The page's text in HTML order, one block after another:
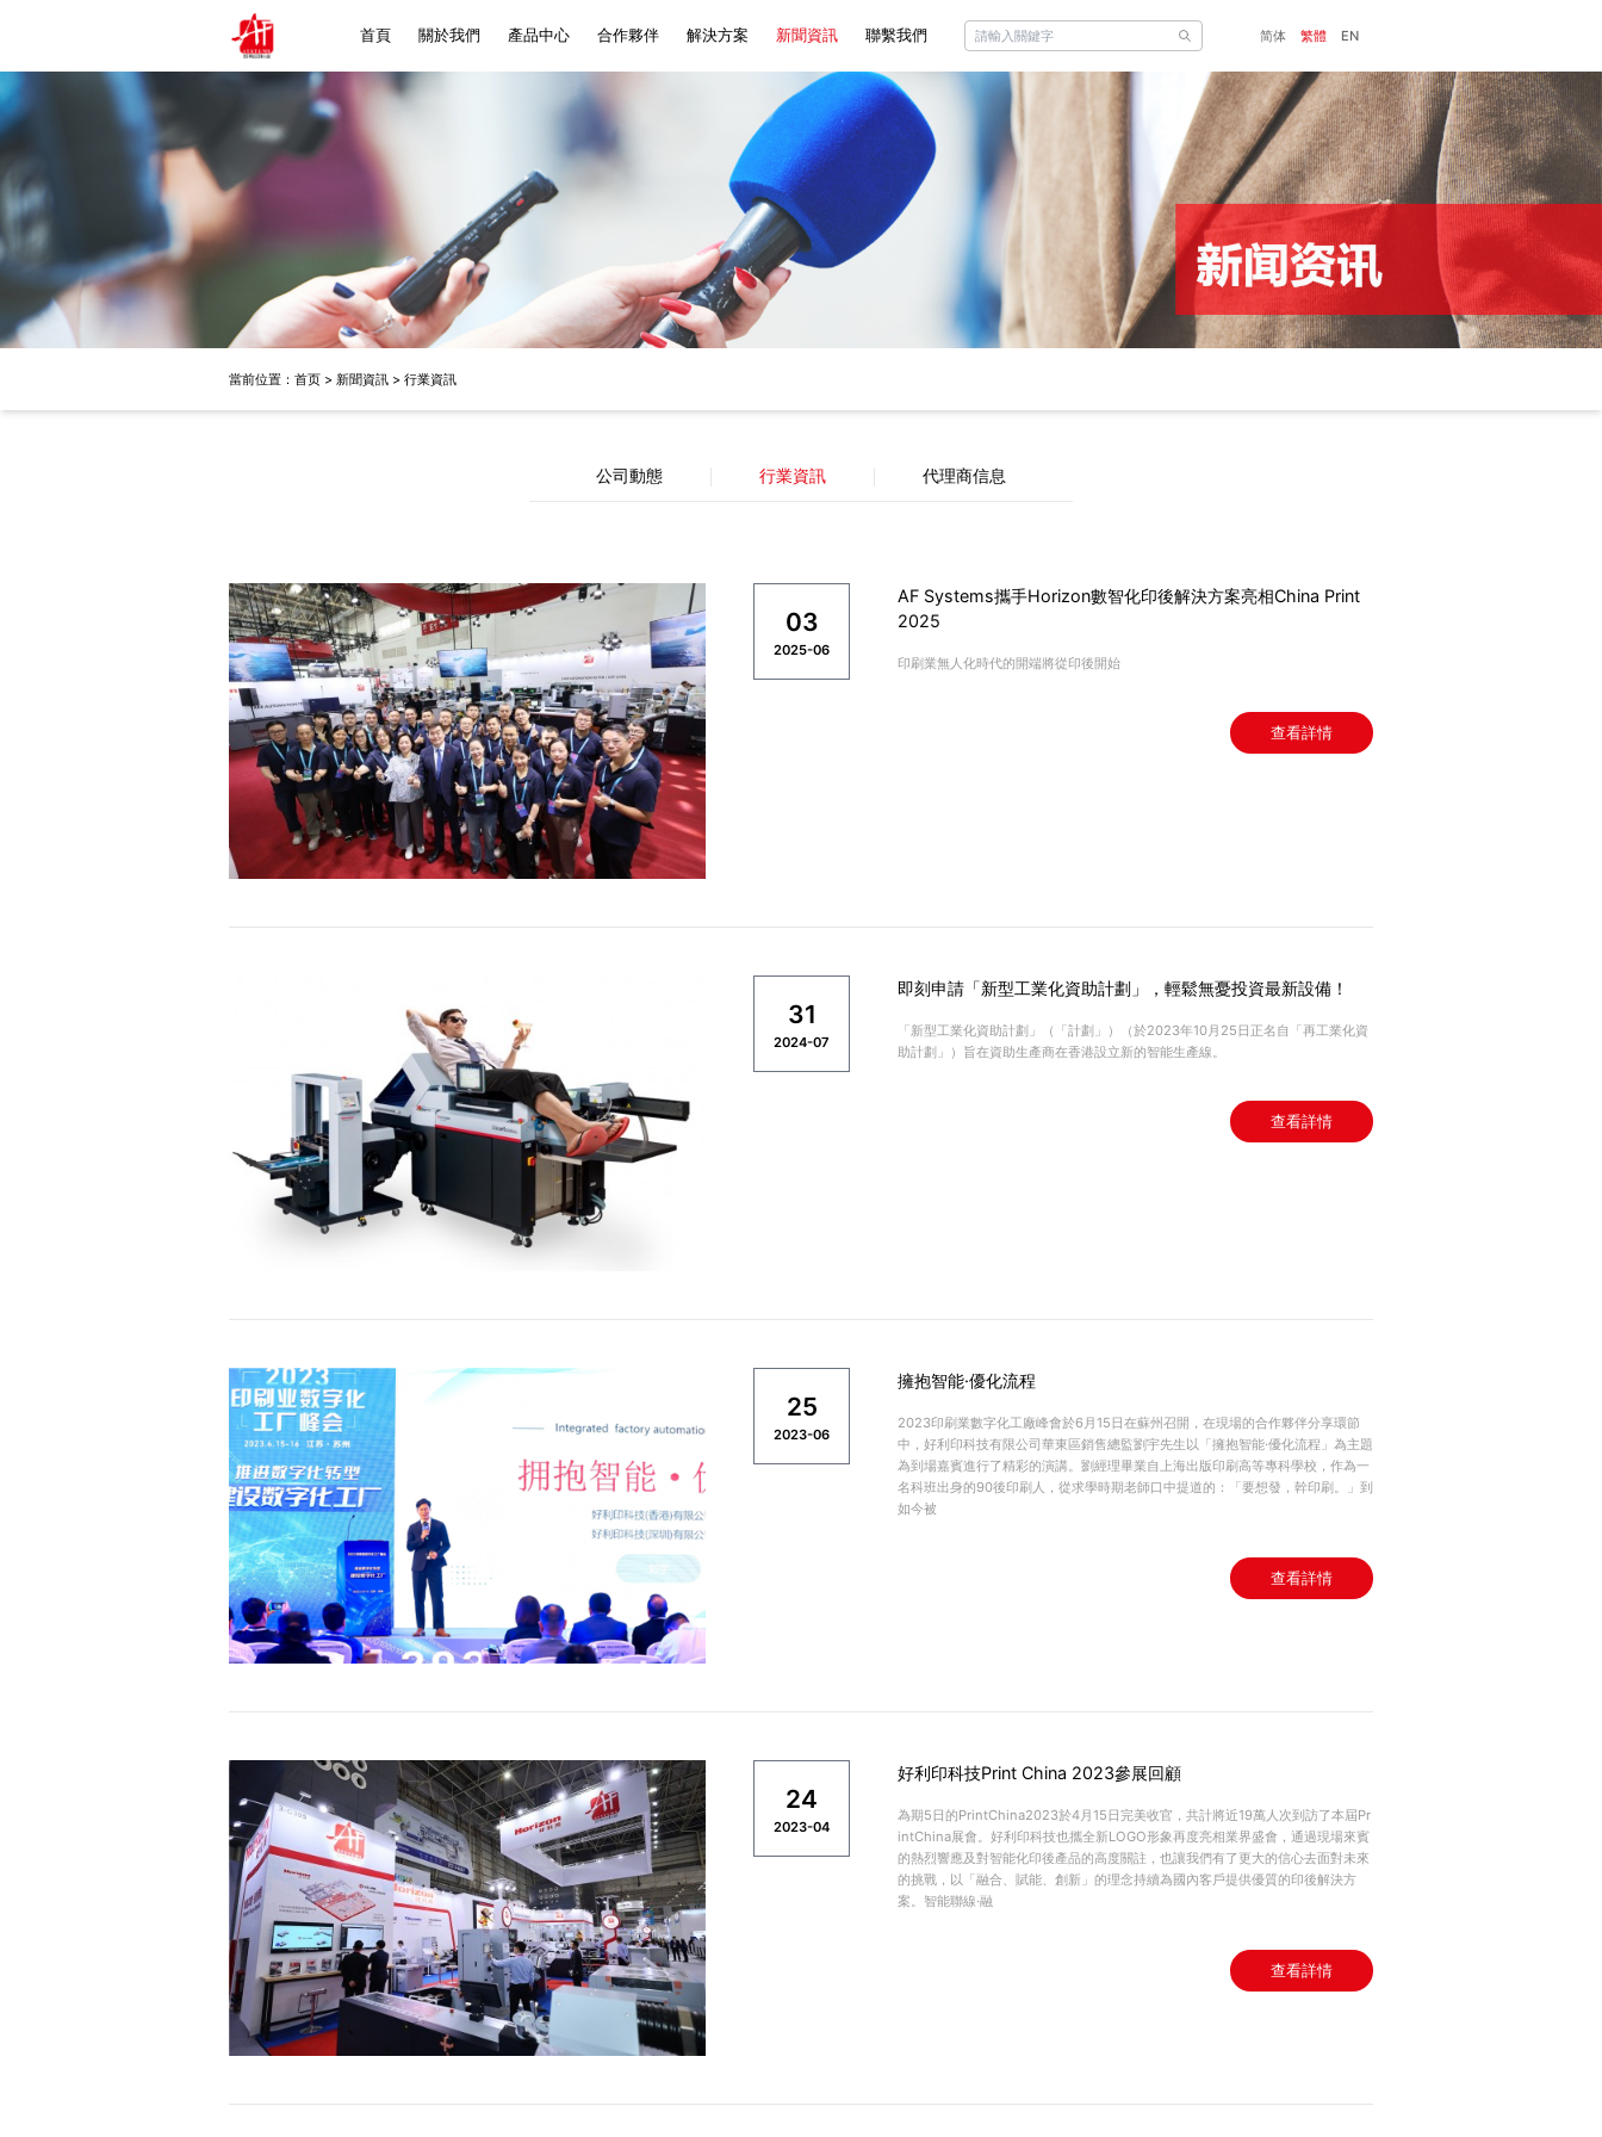
首頁 關於我們 產品中心
Zechini
合作夥伴 解決方案 新聞資訊
公司動態
行業資訊
代理商信息
聯繫我們 简体 繁體 EN
當前位置： 首页 > 新聞資訊 > 行業資訊
公司動態 行業資訊 代理商信息
03
2025-06
AF Systems攜手Horizon數智化印後解決方案亮相China Print
2025
印刷業無人化時代的開端將從印後開始
查看詳情
31
2024-07
即刻申請「新型工業化資助計劃」，輕鬆無憂投資最新設備！
「新型工業化資助計劃」（「計劃」）（於2023年10月25日正名自「再工業化資
助計劃」）旨在資助生產商在香港設立新的智能生產線。
查看詳情
25
2023-06
擁抱智能·優化流程
2023印刷業數字化工廠峰會於6月15日在蘇州召開，在現場的合作夥伴分享環節
中，好利印科技有限公司華東區銷售總監劉宇先生以「擁抱智能·優化流程」為主題
為到場嘉賓進行了精彩的演講。劉經理畢業自上海出版印刷高等專科學校，作為一
名科班出身的90後印刷人，從求學時期老師口中提道的：「要想發，幹印刷。」到
如今被
查看詳情
24
2023-04
好利印科技Print China 2023參展回顧
為期5日的PrintChina2023於4月15日完美收官，共計將近19萬人次到訪了本屆Pr
intChina展會。好利印科技也攜全新LOGO形象再度亮相業界盛會，通過現場來賓
的熱烈響應及對智能化印後產品的高度關註，也讓我們有了更大的信心去面對未來
的挑戰，以「融合、賦能、創新」的理念持續為國內客戶提供優質的印後解決方
案。智能聯線·融
查看詳情